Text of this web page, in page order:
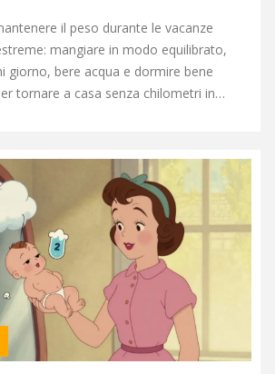
il peso durante le vacanze
mangiare in modo equilibrato,
giorno, bere acqua e dormire bene
tornare a casa senza chilometri in